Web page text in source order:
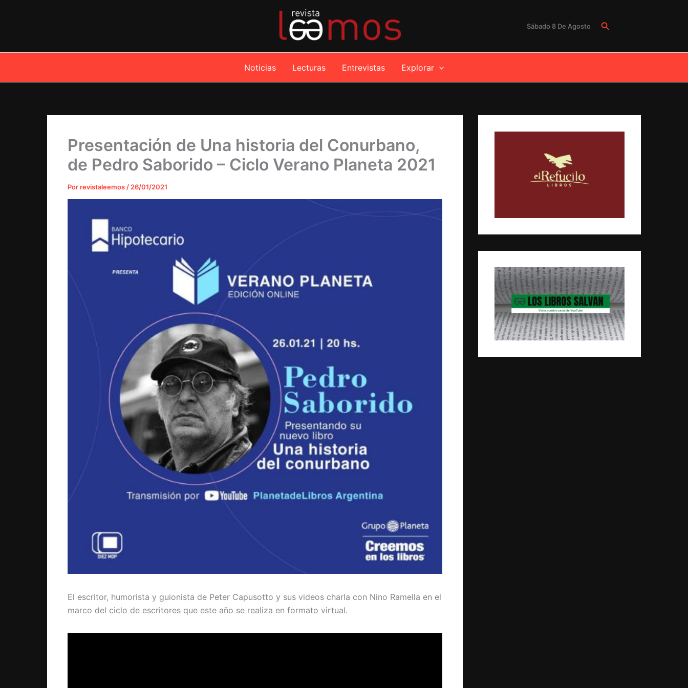
Sábado 8 De Agosto Buscar
Noticias Lecturas Entrevistas Explorar
Presentación de Una historia del Conurbano,
de Pedro Saborido – Ciclo Verano Planeta 2021
Porrevistaleemos / 26/01/2021
El escritor, humorista y guionista de Peter Capusotto y sus videos charla con Nino Ramella en el
marco del ciclo de escritores que este año se realiza en formato virtual.